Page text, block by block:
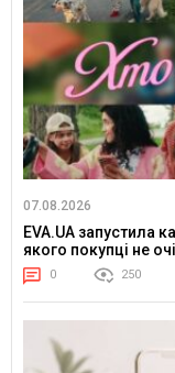
07.08.2026
EVA.UA запустила
якого покупці не
0 250